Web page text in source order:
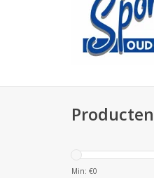
Min: €0